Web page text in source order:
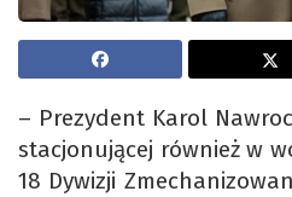
– Prezydent Karol
stacjonującej również w
18 Dywizji